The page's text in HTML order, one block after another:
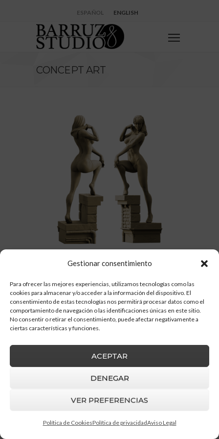
Gestionar consentimiento
Para ofrecer las mejores experiencias, utilizamos tecnologías como las
cookies para almacenar y/o acceder a la información del dispositivo. El
consentimiento de estas tecnologías nos permitirá procesar datos como el
comportamiento de navegación o las identificaciones únicas en este sitio.
No consentir o retirar el consentimiento, puede afectar negativamente a
ciertas características y funciones.
ACEPTAR
DENEGAR
VER PREFERENCIAS
Política de CookiesPolítica de privacidadAviso Legal
ESPAÑOL ENGLISH
CONCEPT ART
© 2026 |Aviso Legal